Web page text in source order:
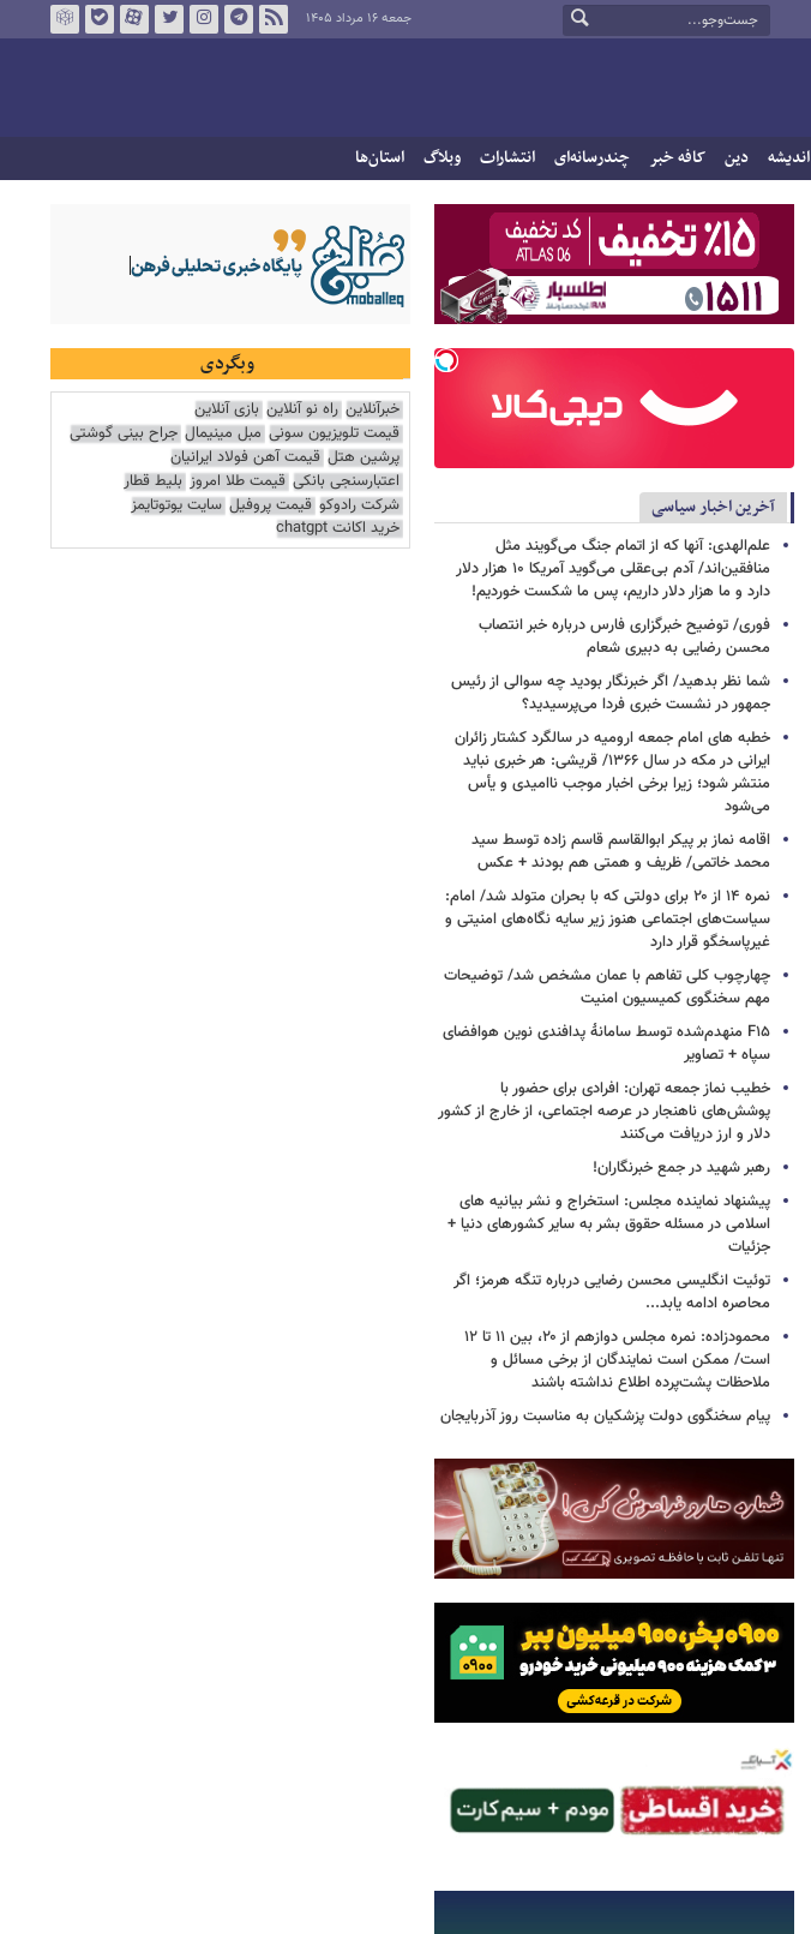
جمعه ۱۶ مرداد ۱۴۰۵
اندیشه دین کافه خبر چندرسانه‌ای انتشارات وبلاگ استان‌ها
آخرین اخبار سیاسی
علم‌الهدی: آنها که از اتمام جنگ می‌گویند مثل
منافقین‌اند/ آدم بی‌عقلی می‌گوید آمریکا ۱۰ هزار دلار
دارد و ما هزار دلار داریم، پس ما شکست خوردیم!
فوری/ توضیح خبرگزاری فارس درباره خبر انتصاب
محسن رضایی به دبیری شعام
شما نظر بدهید/ اگر خبرنگار بودید چه سوالی از رئیس
جمهور در نشست خبری فردا می‌پرسیدید؟
خطبه های امام جمعه ارومیه در سالگرد کشتار زائران
ایرانی در مکه در سال ۱۳۶۶/ قریشی: هر خبری نباید
منتشر شود؛ زیرا برخی اخبار موجب ناامیدی و یأس
می‌شود
اقامه نماز بر پیکر ابوالقاسم قاسم زاده توسط سید
محمد خاتمی/ ظریف و همتی هم بودند + عکس
نمره ۱۴ از ۲۰ برای دولتی که با بحران متولد شد/ امام:
سیاست‌های اجتماعی هنوز زیر سایه نگاه‌های امنیتی و
غیرپاسخگو قرار دارد
چهارچوب کلی تفاهم با عمان مشخص شد/ توضیحات
مهم سخنگوی کمیسیون امنیت
F۱۵ منهدم‌شده توسط سامانۀ پدافندی نوین هوافضای
سپاه + تصاویر
خطیب نماز جمعه تهران: افرادی برای حضور با
پوشش‌های ناهنجار در عرصه اجتماعی، از خارج از کشور
دلار و ارز دریافت می‌کنند
رهبر شهید در جمع خبرنگاران!
پیشنهاد نماینده مجلس: استخراج و نشر بیانیه های
اسلامی در مسئله حقوق بشر به سایر کشورهای دنیا +
جزئیات
توئیت انگلیسی محسن رضایی درباره تنگه هرمز؛ اگر
محاصره ادامه یابد...
محمودزاده: نمره مجلس دوازهم از ۲۰، بین ۱۱ تا ۱۲
است/ ممکن است نمایندگان از برخی مسائل و
ملاحظات پشت‌پرده اطلاع نداشته باشند
پیام سخنگوی دولت پزشکیان به مناسبت روز آذربایجان
وبگردی
خبرآنلاین راه نو آنلاین بازی آنلاین
قیمت تلویزیون سونی مبل مینیمال جراح بینی گوشتی
پرشین هتل قیمت آهن فولاد ایرانیان
اعتبارسنجی بانکی قیمت طلا امروز بلیط قطار
شرکت رادوکو قیمت پروفیل سایت یوتوتایمز
خرید اکانت chatgpt